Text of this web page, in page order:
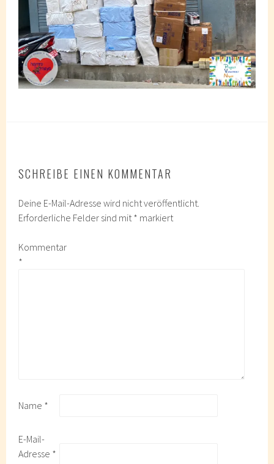
SCHREIBE EINEN KOMMENTAR
Deine E-Mail-Adresse wird nicht veröffentlicht.
Erforderliche Felder sind mit * markiert
Kommentar
*
Name *
E-Mail-
Adresse *